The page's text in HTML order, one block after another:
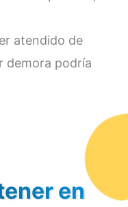
atendido de
demora podría
en